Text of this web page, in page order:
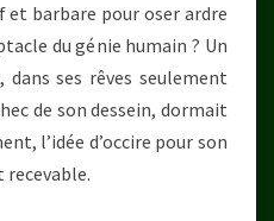
barbare pour oser ardre
du génie humain ? Un
ses rêves seulement
de son dessein, dormait
l’idée d’occire pour son